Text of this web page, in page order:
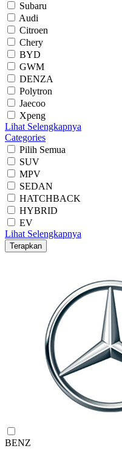
Subaru
Audi
Citroen
Chery
BYD
GWM
DENZA
Polytron
Jaecoo
Xpeng
Lihat Selengkapnya
Categories
Pilih Semua
SUV
MPV
SEDAN
HATCHBACK
HYBRID
EV
Lihat Selengkapnya
Terapkan
BENZ